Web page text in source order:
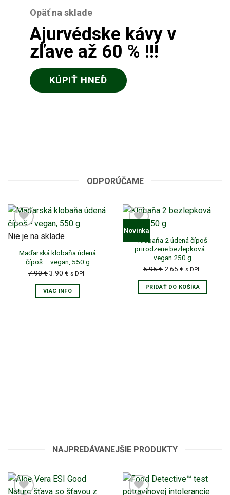
Opäť na sklade
Ajurvédske kávy v
zľave až 60 % !!!
KÚPIŤ HNEĎ
ODPORÚČAME
Nie je na sklade
Maďarská klobaňa údená
čípoš – vegan, 550 g
7.90€Pôvodná
cena
bola:
3.90 € Aktuálna
cena
je:
s DPH
VIAC INFO
Novinka
Klobaňa 2 údená čípoš
prirodzene bezlepková –
vegan 250 g
5.95€ Pôvodná
cena
bola:
2.65 € Aktuálna
cena
je:
s DPH
PRIDAŤ DO KOŠÍKA
NAJPREDÁVANEJŠIE PRODUKTY